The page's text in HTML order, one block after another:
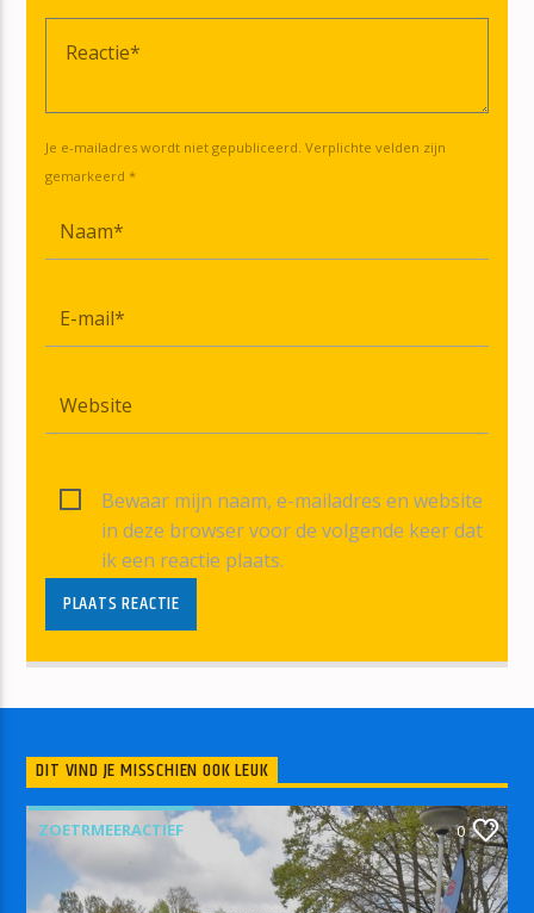
Je e-mailadres wordt niet gepubliceerd. Verplichte velden zijn
gemarkeerd *
Bewaar mijn naam, e-mailadres en website
in deze browser voor de volgende keer dat
ik een reactie plaats.
DIT VIND JE MISSCHIEN OOK LEUK
ZOETRMEERACTIEF 0